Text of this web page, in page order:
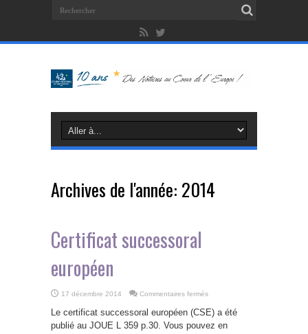
Archives de l'année: 2014
Certificat successoral
européen
17 décembre 2014 Commentaires fermés
successoral
européen
Le certificat successoral européen (CSE) a été
publié au JOUE L 359 p.30. Vous pouvez en